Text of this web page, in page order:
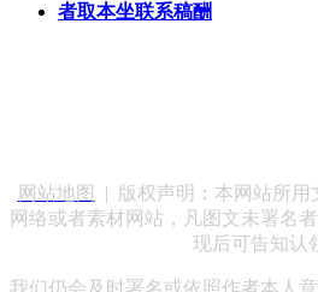
者取本坐联系稿酬
网站地图
| 版权声明：本网站所用
网络或者素材网站，凡图文未署名
现后可告知认